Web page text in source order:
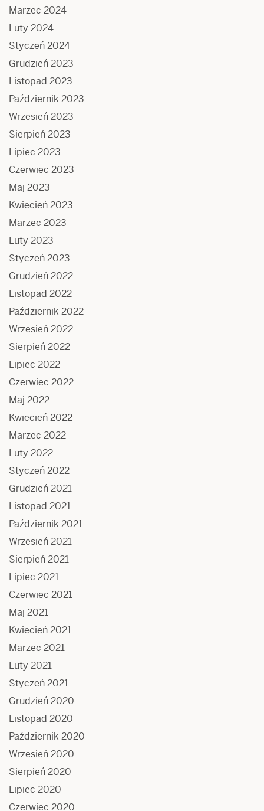
Marzec 2024
Luty 2024
Styczeń 2024
Grudzień 2023
Listopad 2023
Październik 2023
Wrzesień 2023
Sierpień 2023
Lipiec 2023
Czerwiec 2023
Maj 2023
Kwiecień 2023
Marzec 2023
Luty 2023
Styczeń 2023
Grudzień 2022
Listopad 2022
Październik 2022
Wrzesień 2022
Sierpień 2022
Lipiec 2022
Czerwiec 2022
Maj 2022
Kwiecień 2022
Marzec 2022
Luty 2022
Styczeń 2022
Grudzień 2021
Listopad 2021
Październik 2021
Wrzesień 2021
Sierpień 2021
Lipiec 2021
Czerwiec 2021
Maj 2021
Kwiecień 2021
Marzec 2021
Luty 2021
Styczeń 2021
Grudzień 2020
Listopad 2020
Październik 2020
Wrzesień 2020
Sierpień 2020
Lipiec 2020
Czerwiec 2020